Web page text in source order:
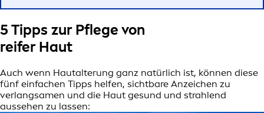
5 Tipps zur Pflege von
reifer Haut
Auch wenn Hautalterung ganz natürlich ist, können diese
fünf einfachen Tipps helfen, sichtbare Anzeichen zu
verlangsamen und die Haut gesund und strahlend
aussehen zu lassen: